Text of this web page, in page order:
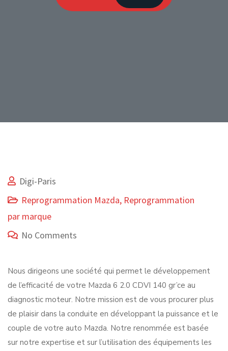
Digi-Paris
Reprogrammation Mazda, Reprogrammation
par marque
No Comments
Nous dirigeons une société qui permet le développement
de l’efficacité de votre Mazda 6 2.0 CDVI 140 gr’ce au
diagnostic moteur. Notre mission est de vous procurer plus
de plaisir dans la conduite en développant la puissance et le
couple de votre auto Mazda. Notre renommée est basée
sur notre expertise et sur l’utilisation des équipements les